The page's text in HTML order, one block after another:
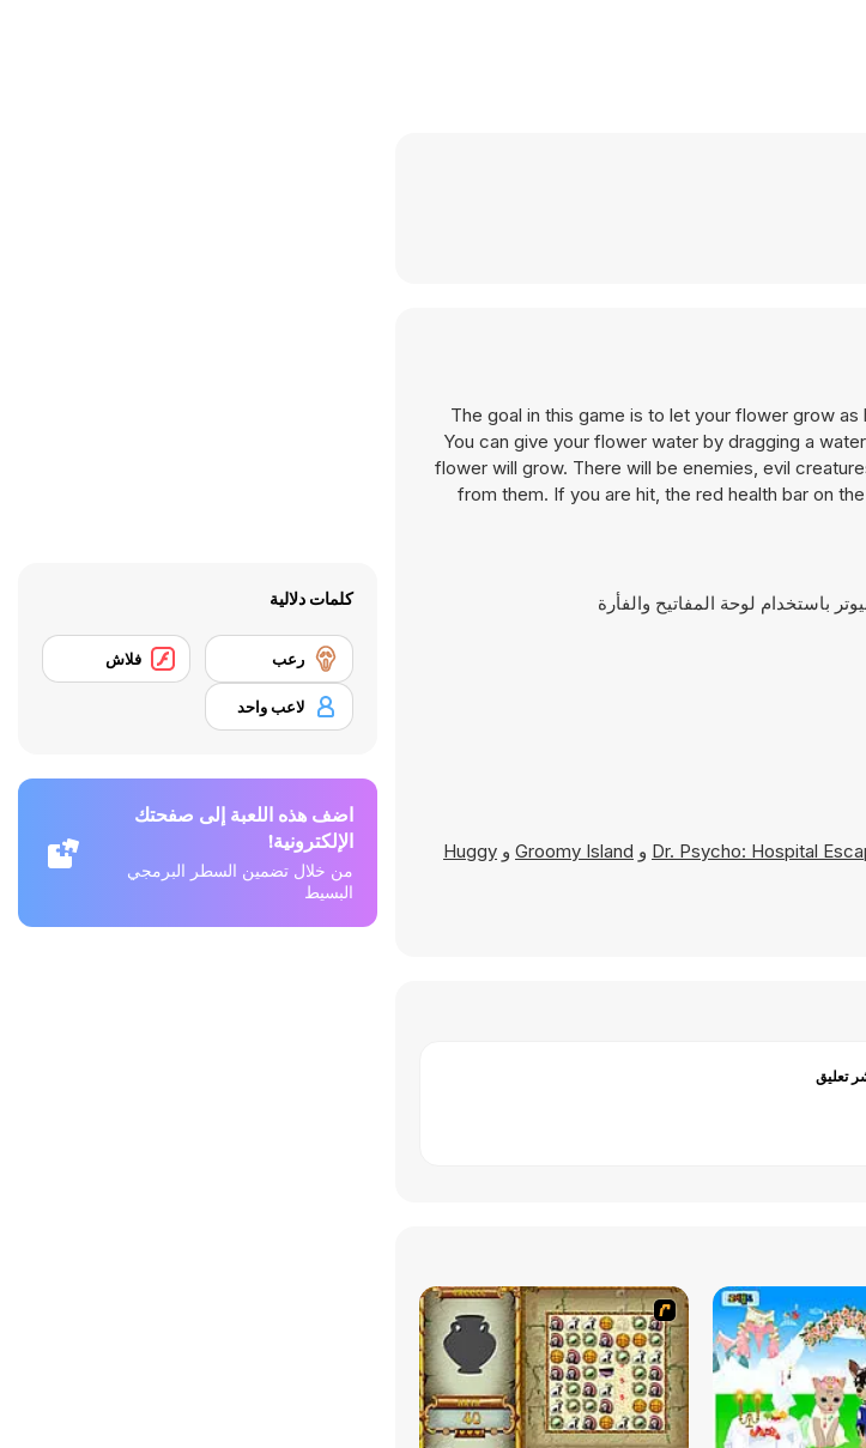
The goal in this game is to let your flower grow
You can give your flower water by dragging a
flower will grow. There will be enemies, evil
from them. If you are hit, the red health bar on
Dr. Psycho: Hospital و Groomy Island و Huggy
تعليق
كلمات دلالية
رعب فلاش
لاعب واحد
اضف هذه اللعبة إلى صفحتك
الإلكترونية!
من خلال تضمين السطر البرمجي
البسيط